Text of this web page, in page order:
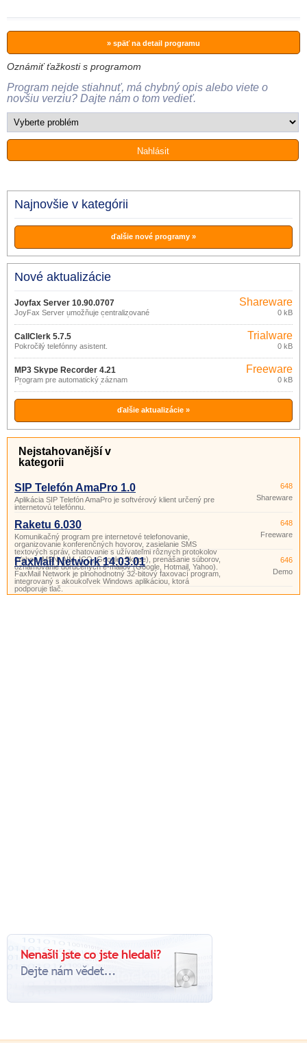
» späť na detail programu
Oznámiť ťažkosti s programom
Program nejde stiahnuť, má chybný opis alebo viete o
novšiu verziu? Dajte nám o tom vedieť.
Najnovšie v kategórii
ďalšie nové programy »
Nové aktualizácie
Joyfax Server 10.90.0707
JoyFax Server umožňuje centralizované
odosielanie a príjem faxových správ v
sieti.
Shareware
0 kB
CallClerk 5.7.5
Pokročilý telefónny asistent.
Trialware
0 kB
MP3 Skype Recorder 4.21
Program pre automatický záznam
všetkej hlasovej komunikácie
realizovanej prostredníctvom Skype.
Freeware
0 kB
ďalšie aktualizácie »
Nejstahovanější v
kategorii
SIP Telefón AmaPro 1.0
Aplikácia SIP Telefón AmaPro je softvérový klient určený pre
internetovú telefónnu.
648
Shareware
Raketu 6.030
Komunikačný program pre internetové telefonovanie,
organizovanie konferenčných hovorov, zasielanie SMS
textových správ, chatovanie s užívateľmi rôznych protokolov
(Yahoo, MSN, AIM, ICQ, Google, Skype), prenášanie súborov,
oznamovanie doručených e-mailov (Google, Hotmail, Yahoo).
648
Freeware
FaxMail Network 14.03.01
FaxMail Network je plnohodnotný 32-bitový faxovací program,
integrovaný s akoukoľvek Windows aplikáciou, ktorá
podporuje tlač.
646
Demo